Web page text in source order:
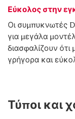
Εύκολος στην
Οι συμπυκνωτές
για μεγάλα
διασφαλίζουν
γρήγορα και
Τύποι και